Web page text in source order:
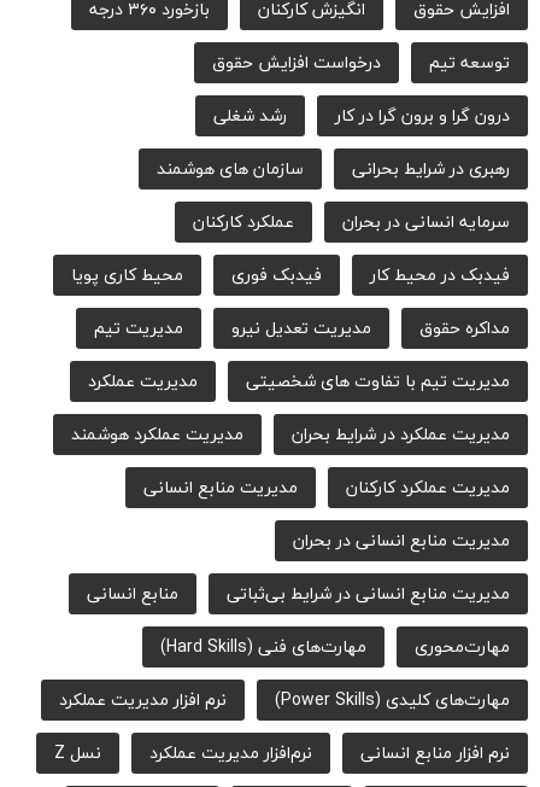
افزایش حقوق
انگیزش کارکنان
بازخورد ۳۶۰ درجه
توسعه تیم
درخواست افزایش حقوق
درون گرا و برون گرا در کار
رشد شغلی
رهبری در شرایط بحرانی
سازمان های هوشمند
سرمایه انسانی در بحران
عملکرد کارکنان
فیدبک در محیط کار
فیدبک فوری
محیط کاری پویا
مداکره حقوق
مدیریت تعدیل نیرو
مدیریت تیم
مدیریت تیم با تفاوت های شخصیتی
مدیریت عملکرد
مدیریت عملکرد در شرایط بحران
مدیریت عملکرد هوشمند
مدیریت عملکرد کارکنان
مدیریت منابع انسانی
مدیریت منابع انسانی در بحران
مدیریت منابع انسانی در شرایط بی‌ثباتی
منابع انسانی
مهارت‌محوری
مهارت‌های فنی (Hard Skills)
مهارت‌های کلیدی (Power Skills)
نرم افزار مدیریت عملکرد
نرم افزار منابع انسانی
نرم‌افزار مدیریت عملکرد نسل Z